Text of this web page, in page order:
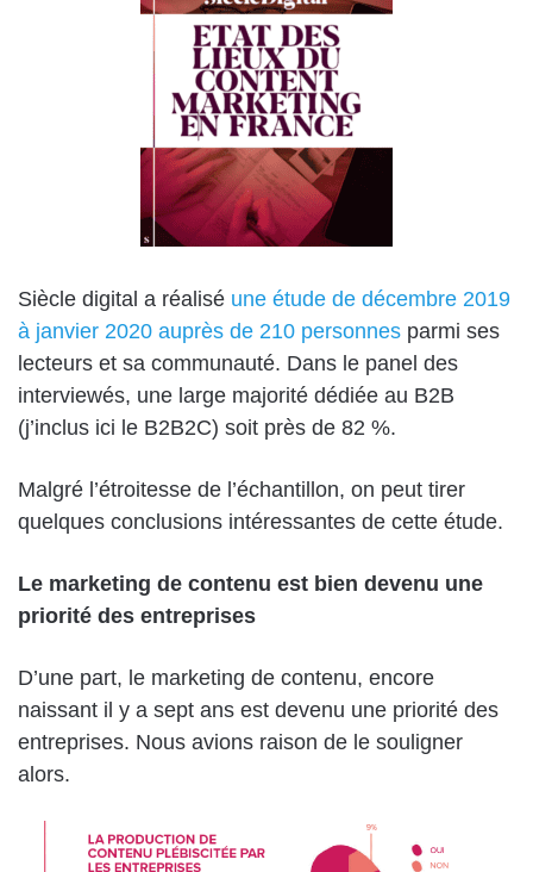
Siècle digital a réalisé une étude de décembre 2019
à janvier 2020 auprès de 210 personnes parmi ses
lecteurs et sa communauté. Dans le panel des
interviewés, une large majorité dédiée au B2B
(j’inclus ici le B2B2C) soit près de 82 %.
Malgré l’étroitesse de l’échantillon, on peut tirer
quelques conclusions intéressantes de cette étude.
Le marketing de contenu est bien devenu une
priorité des entreprises
D’une part, le marketing de contenu, encore
naissant il y a sept ans est devenu une priorité des
entreprises. Nous avions raison de le souligner
alors.